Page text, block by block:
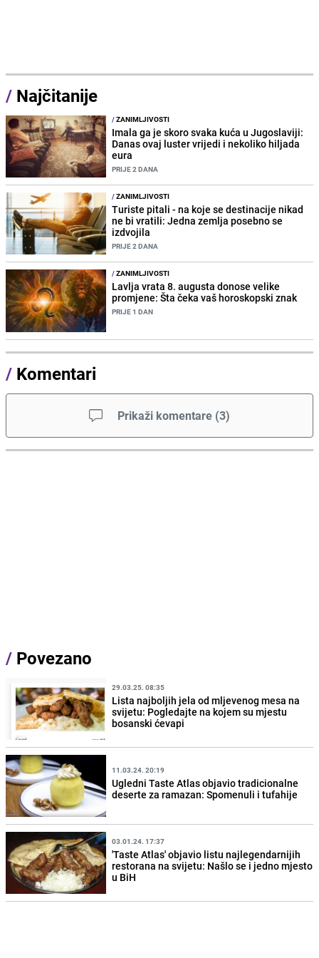
/ Najčitanije
/ZANIMLJIVOSTI
Imala ga je skoro svaka kuća u Jugoslaviji:
Danas ovaj luster vrijedi i nekoliko hiljada
eura
PRIJE 2 DANA
/ZANIMLJIVOSTI
Turiste pitali - na koje se destinacije nikad
ne bi vratili: Jedna zemlja posebno se
izdvojila
PRIJE 2 DANA
/ZANIMLJIVOSTI
Lavlja vrata 8. augusta donose velike
promjene: Šta čeka vaš horoskopski znak
PRIJE 1 DAN
/ Komentari
Prikaži komentare (3)
/ Povezano
29.03.25. 08:35
Lista najboljih jela od mljevenog mesa na
svijetu: Pogledajte na kojem su mjestu
bosanski ćevapi
11.03.24. 20:19
Ugledni Taste Atlas objavio tradicionalne
deserte za ramazan: Spomenuli i tufahije
03.01.24. 17:37
'Taste Atlas' objavio listu najlegendarnijih
restorana na svijetu: Našlo se i jedno mjesto
u BiH